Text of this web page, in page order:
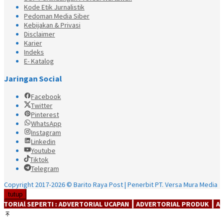
Kode Etik Jurnalistik
Pedoman Media Siber
Kebijakan & Privasi
Disclaimer
Karier
Indeks
E- Katalog
Jaringan Social
Facebook
Twitter
Pinterest
WhatsApp
Instagram
Linkedin
Youtube
Tiktok
Telegram
Copyright 2017-2026 © Barito Raya Post | Penerbit PT. Versa Mura Media
tutup
: ADVERTORIAL UCAPAN ┃ ADVERTORIAL PRODUK ┃